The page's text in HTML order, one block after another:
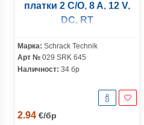
платки 2 C/O, 8 A, 12 V,
DC, RT
Марка: Schrack Technik
Арт № 029 SRK 645
Наличност: 34 бр
2.94 €/бр